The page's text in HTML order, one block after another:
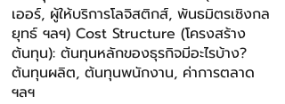
เออร์, ผู้ให้บริการโลจิสติกส์, พันธมิตรเชิงกล
ยุทธ์ ฯลฯ) Cost Structure (โครงสร้าง
ต้นทุน): ต้นทุนหลักของธุรกิจมีอะไรบ้าง?
ต้นทุนผลิต, ต้นทุนพนักงาน, ค่าการตลาด
ฯลฯ